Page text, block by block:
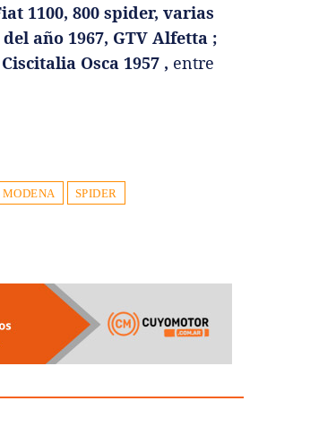
1100, 800 spider, varias
año 1967, GTV Alfetta ;
Osca 1957 , entre
MODENA
SPIDER